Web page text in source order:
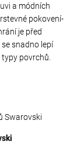
a módních
pokovení-
je před
snadno lepí
povrchů.
Swarovski